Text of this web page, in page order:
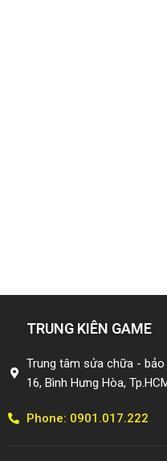
TRUNG KIÊN GAME
Trung tâm sửa chữa -
16, Bình Hưng Hòa,
Phone: 0901.017.222